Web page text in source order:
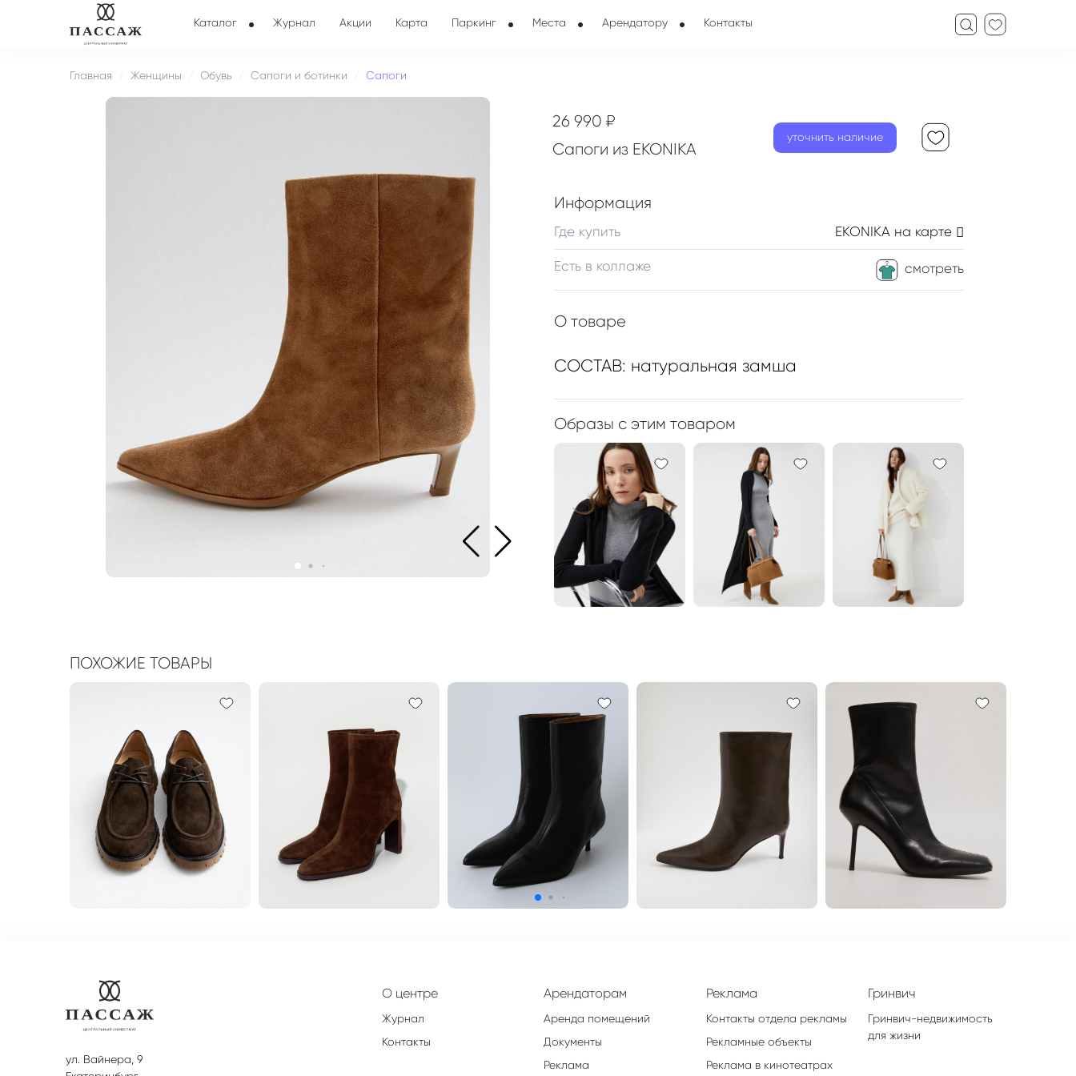
Каталог Журнал Акции Карта Паркинг Места Арендатору Контакты
Главная Женщины Обувь Сапоги и ботинки Сапоги
26 990 ₽
Сапоги из EKONIKA
уточнить наличие
Информация
EKONIKA на карте
Где купить
смотреть
Есть в коллаже
О товаре
СОСТАВ: натуральная замша
Образы с этим товаром
ПОХОЖИЕ ТОВАРЫ
ул. Вайнера, 9
О центре
Журнал
Контакты
Арендаторам
Аренда помещений
Документы
Реклама
Реклама
Контакты отдела рекламы
Рекламные объекты
Реклама в кинотеатрах
Гринвич
Гринвич-недвижимость
для жизни